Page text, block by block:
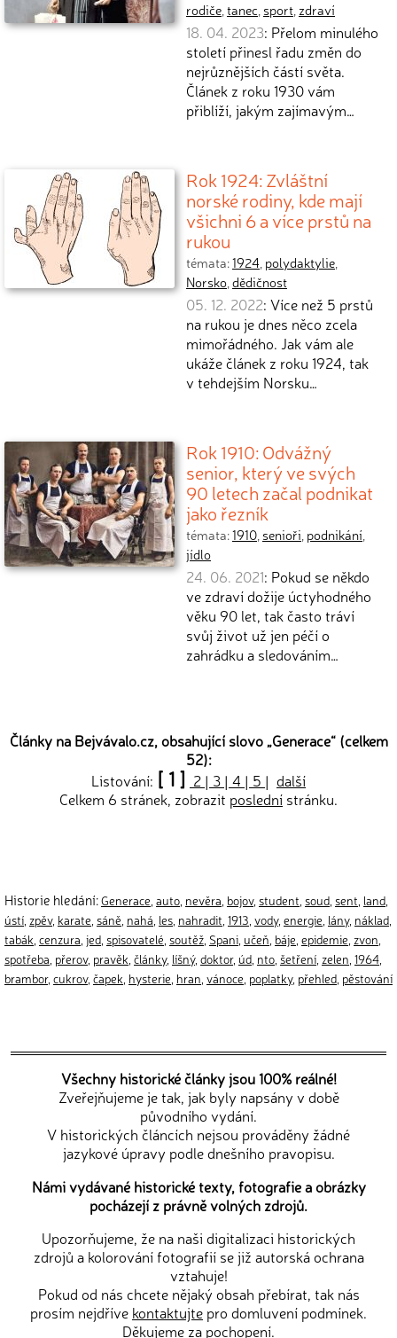
rodiče,tanec, sport, zdraví
18. 04. 2023: Přelom minulého
století přinesl řadu změn do
nejrůznějších částí světa.
Článek z roku 1930 vám
přiblíží, jakým zajímavým…
Rok 1924: Zvláštní
norské rodiny, kde mají
všichni 6 a více prstů na
rukou
témata:1924, polydaktylie,
Norsko,dědičnost
05. 12. 2022: Více než 5 prstů
na rukou je dnes něco zcela
mimořádného. Jak vám ale
ukáže článek z roku 1924, tak
v tehdejším Norsku…
Rok 1910: Odvážný
senior, který ve svých
90 letech začal podnikat
jako řezník
témata:1910, senioři, podnikání,
jídlo
24. 06. 2021: Pokud se někdo
ve zdraví dožije úctyhodného
věku 90 let, tak často tráví
svůj život už jen péčí o
zahrádku a sledováním…
Články na Bejvávalo.cz, obsahující slovo „Generace“ (celkem
52):
Listování: [ 1 ] 2 | 3 | 4 | 5 | další
Celkem 6 stránek, zobrazit poslední stránku.
Historie hledání:Generace auto nevěra bojov, student soud sent land
ústí zpěv, karate sáně nahá les nahradit 1913 vody, energie lány, náklad
tabák cenzura jed spisovatelé soutěž Spani učeň báje epidemie zvon
spotřeba přerov, pravěk články, líšný, doktor, úd nto šetření zelen 1964
brambor, cukrov, čapek hysterie hran vánoce poplatky, přehled pěstování
Všechny historické články jsou 100% reálné!
Zveřejňujeme je tak, jak byly napsány v době
původního vydání.
V historických článcích nejsou prováděny žádné
jazykové úpravy podle dnešního pravopisu.
Námi vydávané historické texty, fotografie a obrázky
pocházejí z právně volných zdrojů.
Upozorňujeme, že na naši digitalizaci historických
zdrojů a kolorování fotografií se již autorská ochrana
vztahuje!
Pokud od nás chcete nějaký obsah přebírat, tak nás
prosím nejdříve kontaktujte pro domluvení podmínek.
Děkujeme za pochopení.